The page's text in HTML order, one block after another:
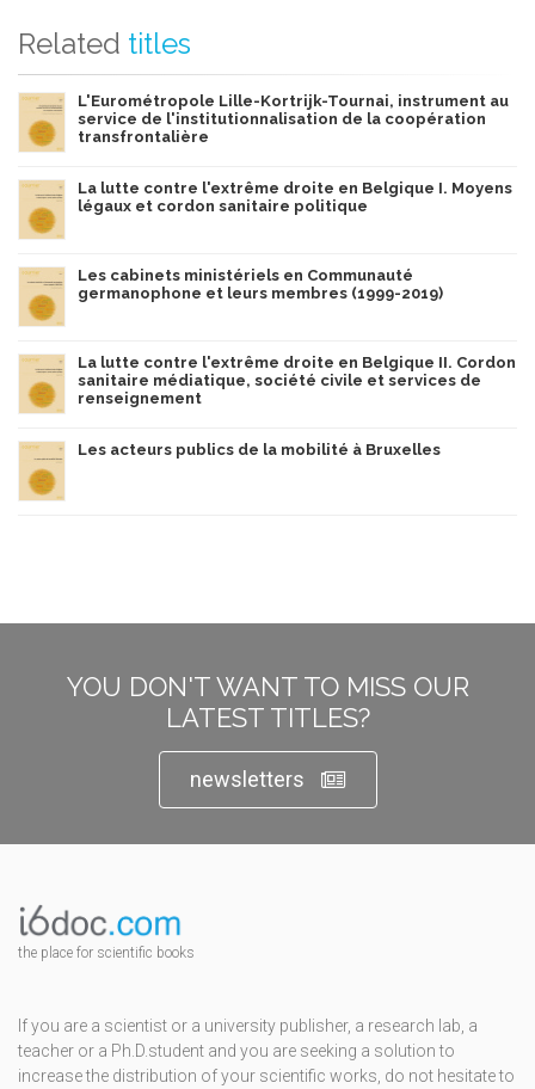
Related titles
L'Eurométropole Lille-Kortrijk-Tournai, instrument au
service de l'institutionnalisation de la coopération
transfrontalière
La lutte contre l'extrême droite en Belgique I. Moyens
légaux et cordon sanitaire politique
Les cabinets ministériels en Communauté
germanophone et leurs membres (1999-2019)
La lutte contre l'extrême droite en Belgique II. Cordon
sanitaire médiatique, société civile et services de
renseignement
Les acteurs publics de la mobilité à Bruxelles
YOU DON'T WANT TO MISS OUR
LATEST TITLES?
newsletters
the place for scientific books
If you are a scientist or a university publisher, a research lab, a
teacher or a Ph.D.student and you are seeking a solution to
increase the distribution of your scientific works, do not hesitate to